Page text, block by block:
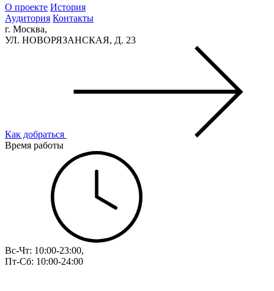
О проекте История
Аудитория Контакты
г. Москва,
УЛ. НОВОРЯЗАНСКАЯ, Д. 23
Как добраться
Время работы
Вс-Чт: 10:00-23:00,
Пт-Сб: 10:00-24:00